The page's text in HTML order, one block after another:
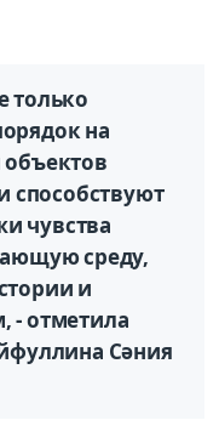
только
на
способствуют
чувства
среду,
и
- отметила
Сәния